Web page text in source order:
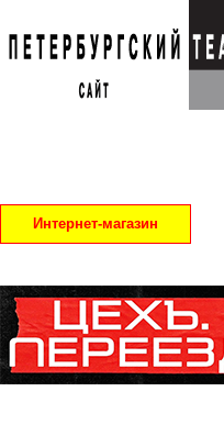
Интернет-магазин